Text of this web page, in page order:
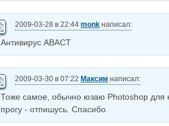
2009-03-28 в 22:44 monk написал:
Антивирус АВАСТ
2009-03-30 в 07:22 Максим написал:
Тоже самое, обычно юзаю Photoshop для
прогу - отпишусь. Спасибо.